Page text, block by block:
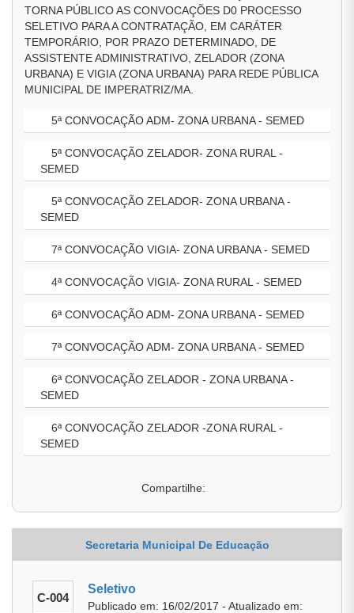
TORNA PÚBLICO AS CONVOCAÇÕES D0 PROCESSO
SELETIVO PARA A CONTRATAÇÃO, EM CARÁTER
TEMPORÁRIO, POR PRAZO DETERMINADO, DE
ASSISTENTE ADMINISTRATIVO, ZELADOR (ZONA
URBANA) E VIGIA (ZONA URBANA) PARA REDE PÚBLICA
MUNICIPAL DE IMPERATRIZ/MA.
5ª CONVOCAÇÃO ADM- ZONA URBANA - SEMED
5ª CONVOCAÇÃO ZELADOR- ZONA RURAL -
SEMED
5ª CONVOCAÇÃO ZELADOR- ZONA URBANA -
SEMED
7ª CONVOCAÇÃO VIGIA- ZONA URBANA - SEMED
4ª CONVOCAÇÃO VIGIA- ZONA RURAL - SEMED
6ª CONVOCAÇÃO ADM- ZONA URBANA - SEMED
7ª CONVOCAÇÃO ADM- ZONA URBANA - SEMED
6ª CONVOCAÇÃO ZELADOR - ZONA URBANA -
SEMED
6ª CONVOCAÇÃO ZELADOR -ZONA RURAL -
SEMED
Compartilhe:
Secretaria Municipal De Educação
C-004
Seletivo
Publicado em: 16/02/2017 - Atualizado em: